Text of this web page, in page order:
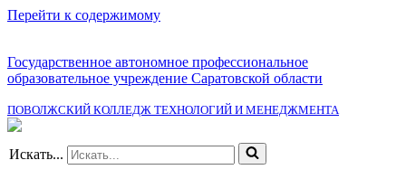
Перейти к содержимому
Государственное автономное профессиональное
образовательное учреждение Саратовской области
ПОВОЛЖСКИЙ КОЛЛЕДЖ ТЕХНОЛОГИЙ И МЕНЕДЖМЕНТА
Искать...